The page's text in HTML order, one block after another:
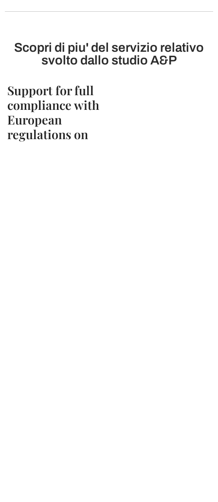
Scopri di piu' del servizio relativo
svolto dallo studio A&P
Support for full
compliance with
European
regulations on